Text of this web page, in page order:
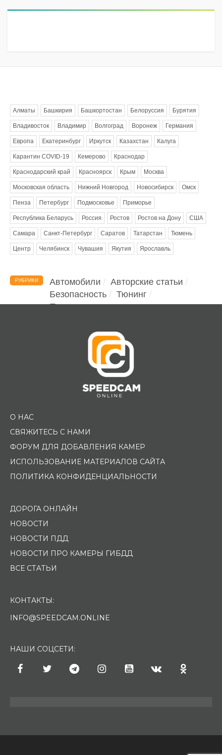
Алматы Башкирия Башкортостан Белоруссия Бурятия
Владивосток Владимир Волгоград Воронеж Германия
Европа Екатеринбург Иркутск Казахстан Калуга
Карантин COVID-19 Кемерово Краснодар
Краснодарский край Красноярск Крым Москва
Московская область Нижний Новгород Новосибирск Омск
Пенза Петербург Подмосковье Приморье
Республика Беларусь Россия Ростов Ростов на Дону США
Самара Санкт-Петербург Саратов Татарстан Тюмень
Центр Челябинск Чувашия Якутия Ярославль
РУБРИКИ Автомобили
Авторские статьи
Безопасность
Тюнинг
Помощь водителю
О НАС
СВЯЖИТЕСЬ С НАМИ
ФОРУМ ДЛЯ ДОБАВЛЕНИЯ КАМЕР
ИСПОЛЬЗОВАНИЕ МАТЕРИАЛОВ САЙТА
ПОЛИТИКА КОНФИДЕНЦИАЛЬНОСТИ
ДОРОГА ОНЛАЙН
НОВОСТИ
НОВОСТИ ПДД
НОВОСТИ ПРО КАМЕРЫ ГИБДД
ВСЕ СТАТЬИ
КОНТАКТЫ:
INFO@SPEEDCAM.ONLINE
НАШИ СОЦСЕТИ: